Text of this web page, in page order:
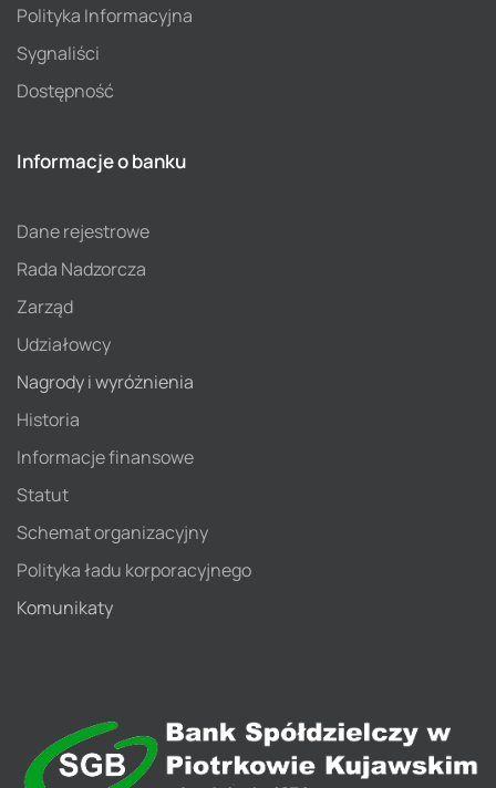
Polityka Informacyjna
Sygnaliści
Dostępność
Informacje o banku
Dane rejestrowe
Rada Nadzorcza
Zarząd
Udziałowcy
Nagrody i wyróżnienia
Historia
Informacje finansowe
Statut
Schemat organizacyjny
Polityka ładu korporacyjnego
Komunikaty